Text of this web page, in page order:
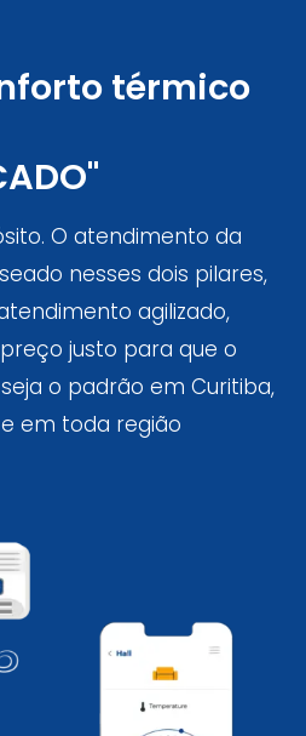
térmico
O atendimento da
nesses dois pilares,
agilizado,
justo para que o
o padrão em Curitiba,
em toda região